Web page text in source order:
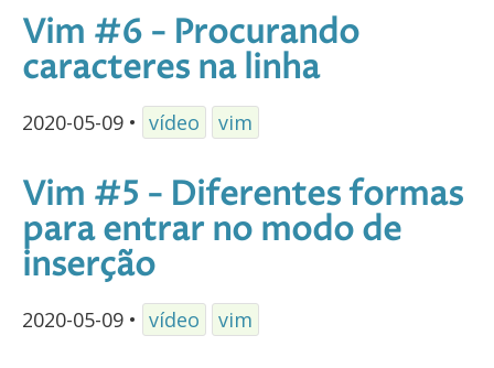
Vim #6 - Procurando
caracteres na linha
2020-05-09 • vídeo vim
Vim #5 - Diferentes formas
para entrar no modo de
inserção
2020-05-09 • vídeo vim